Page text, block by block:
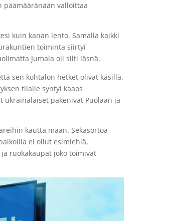
päämääränään valloittaa
kuin kanan lento. Samalla kaikki
toiminta siirtyi
Jumala oli silti läsnä.
sen kohtalon hetket olivat käsillä.
tilalle syntyi kaaos
pakenivat Puolaan ja
kautta maan. Sekasortoa
ei ollut esimiehiä,
ruokakaupat joko toimivat